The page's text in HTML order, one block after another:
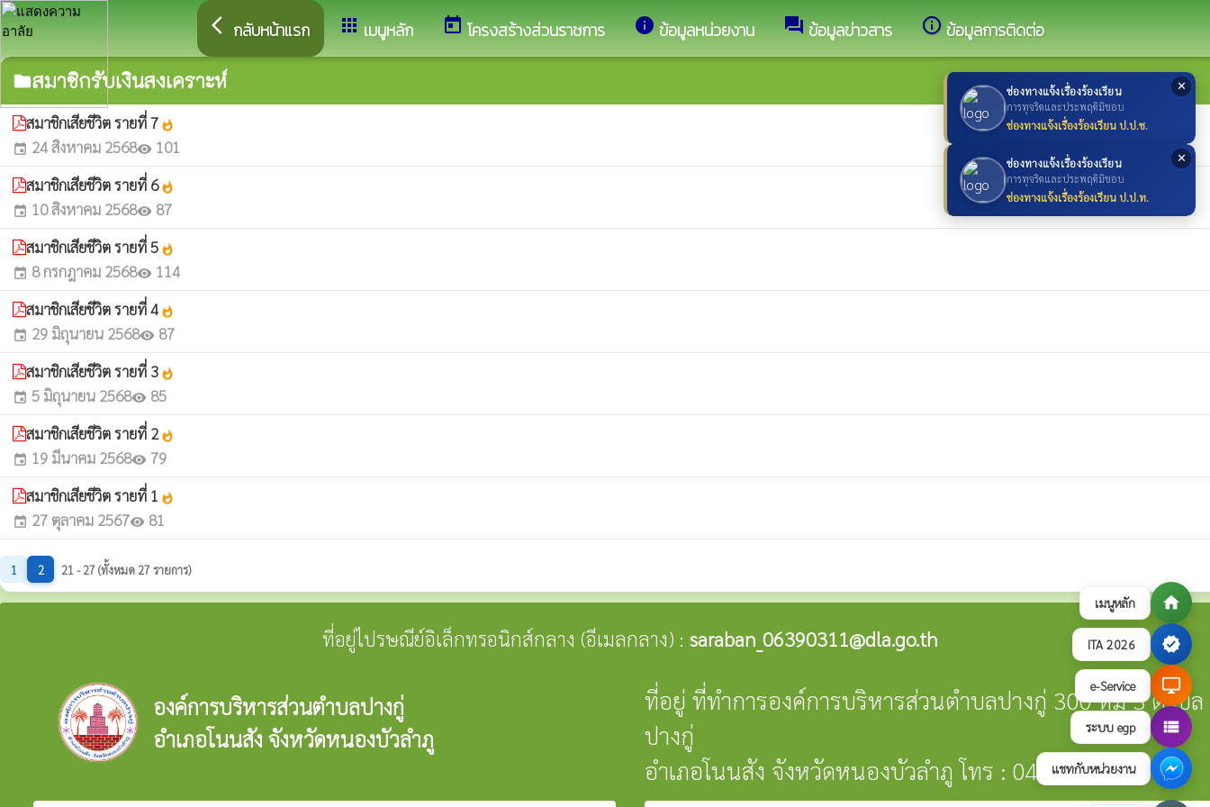
เมนูหลัก home
ITA 2026 verified
e-Service desktop_windows
ระบบ egp view_list
แชทกับหน่วยงาน
✕
ช่องทางแจ้งเรื่องร้องเรียน
การทุจริตและประพฤติมิชอบ
ช่องทางแจ้งเรื่องร้องเรียน ป.ป.ช.
✕
ช่องทางแจ้งเรื่องร้องเรียน
การทุจริตและประพฤติมิชอบ
ช่องทางแจ้งเรื่องร้องเรียน ป.ป.ท.
arrow_back_ios กลับหน้าแรก apps เมนูหลัก today โครงสร้างส่วนราชการ info ข้อมูลหน่วยงาน forum ข้อมูลข่าวสาร info_outline ข้อมูลการติดต่อ
folderสมาชิกรับเงินสงเคราะห์
สมาชิกเสียชีวิต รายที่ 7 whatshot
event 24 สิงหาคม 2568visibility 101
สมาชิกเสียชีวิต รายที่ 6whatshot
event 10 สิงหาคม 2568visibility 87
สมาชิกเสียชีวิต รายที่ 5 whatshot
event 8 กรกฎาคม 2568visibility 114
สมาชิกเสียชีวิต รายที่ 4 whatshot
event 29 มิถุนายน 2568visibility 87
สมาชิกเสียชีวิต รายที่ 3 whatshot
event 5 มิถุนายน 2568visibility 85
สมาชิกเสียชีวิต รายที่ 2whatshot
event 19 มีนาคม 2568visibility 79
สมาชิกเสียชีวิต รายที่ 1 whatshot
event 27 ตุลาคม 2567visibility 81
1 2 21 - 27 (ทั้งหมด 27 รายการ)
ที่อยู่ไปรษณีย์อิเล็กทรอนิกส์กลาง (อีเมลกลาง) : saraban_06390311@dla.go.th
องค์การบริหารส่วนตำบลปางกู่
อำเภอโนนสัง จังหวัดหนองบัวลำภู
ที่อยู่ ที่ทำการองค์การบริหารส่วนตำบลปางกู่ 300 หมู่ 3 ตำบล
ปางกู่
อำเภอโนนสัง จังหวัดหนองบัวลำภู โทร : 042-006202